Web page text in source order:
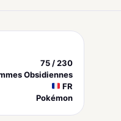
75 / 230
Obsidiennes
FR
Pokémon